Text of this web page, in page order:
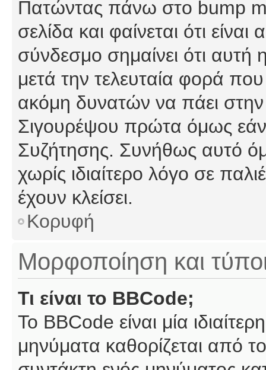
Πατώντας πάνω στο bump
σελίδα και φαίνεται ότι
σύνδεσμο σημαίνει ότι αυτή
μετά την τελευταία φορά που
ακόμη δυνατών να πάει
Σιγουρέψου πρώτα όμως εάν
Συζήτησης. Συνήθως αυτό
χωρίς ιδιαίτερο λόγο σε
έχουν κλείσει.
Κορυφή
Μορφοποίηση και
Τι είναι το BBCode;
Το BBCode είναι μία
μηνύματα καθορίζεται από